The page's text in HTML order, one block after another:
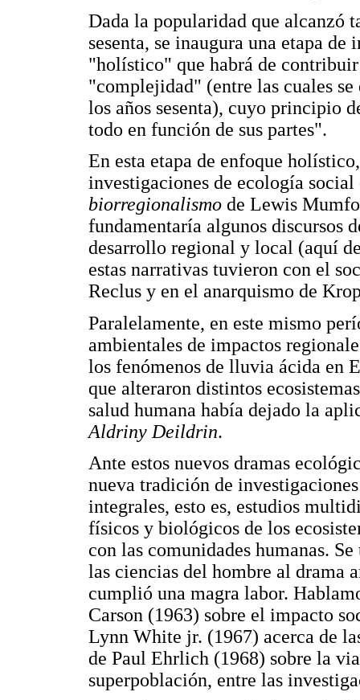
Dada la popularidad que alcanzó
sesenta, se inaugura una etapa
"holístico" que habrá de
"complejidad" (entre las cuales
los años sesenta), cuyo principio
todo en función de sus partes".
En esta etapa de enfoque
investigaciones de ecología
biorregionalismo de Lewis
fundamentaría algunos discursos
desarrollo regional y local (aquí
estas narrativas tuvieron con el
Reclus y en el anarquismo de
Paralelamente, en este mismo
ambientales de impactos
los fenómenos de lluvia ácida en
que alteraron distintos
salud humana había dejado la
Aldriny Deildrin.
Ante estos nuevos dramas
nueva tradición de
integrales, esto es, estudios
físicos y biológicos de los
con las comunidades humanas.
las ciencias del hombre al drama
cumplió una magra labor.
Carson (1963) sobre el impacto
Lynn White jr. (1967) acerca de
de Paul Ehrlich (1968) sobre la
superpoblación, entre las